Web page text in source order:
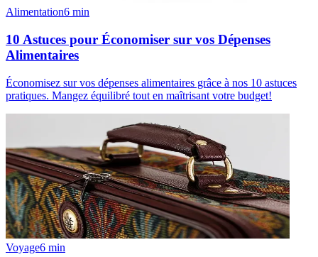
Alimentation6 min
10 Astuces pour Économiser sur vos Dépenses
Alimentaires
Économisez sur vos dépenses alimentaires grâce à nos 10 astuces
pratiques. Mangez équilibré tout en maîtrisant votre budget!
Voyage6 min